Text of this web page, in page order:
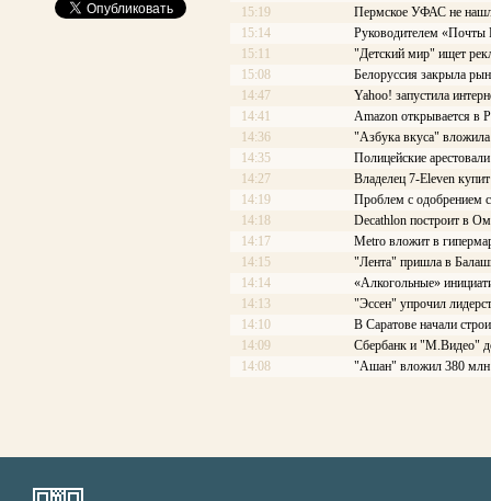
15:19
Пермское УФАС не
15:14
Руководителем «Почты
15:11
"Детский мир" ищет
15:08
Белоруссия закрыла
14:47
Yahoo! запустила
14:41
Amazon открывается в
14:36
"Азбука вкуса"
14:35
Полицейские
14:27
Владелец 7-Eleven
14:19
Проблем с одобрением
14:18
Decathlon построит в
14:17
Меtrо вложит в
14:15
"Лента" пришла в
14:14
«Алкогольные»
14:13
"Эссен" упрочил
14:10
В Саратове начали
14:09
Сбербанк и "М.Видео"
14:08
"Ашан" вложил 380 млн